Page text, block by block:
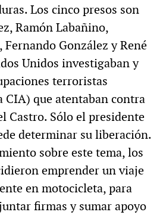
Los cinco presos son
Ramón Labañino,
González y René
Unidos investigaban y
terroristas
CIA) que atentaban contra
Castro. Sólo el presidente
determinar su liberación.
sobre este tema, los
emprender un viaje
en motocicleta, para
firmas y sumar apoyo